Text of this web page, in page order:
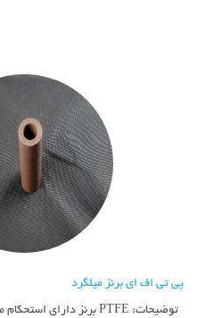
پی تی اف ای برنز میلگرد